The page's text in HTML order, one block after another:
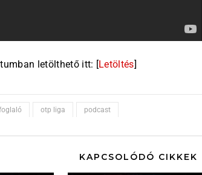
letölthető itt: [Letöltés]
otp liga podcast
KAPCSOLÓDÓ CIKKEK